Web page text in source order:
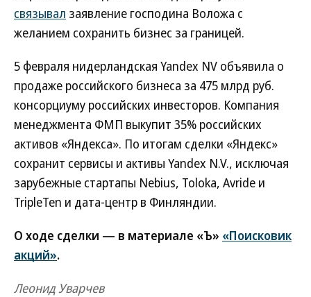
связывал заявление господина Воложа с
желанием сохранить бизнес за границей.
5 февраля нидерландская Yandex NV объявила о
продаже российского бизнеса за 475 млрд руб.
консорциуму российских инвесторов. Компания
менеджмента ФМП выкупит 35% российских
активов «Яндекса». По итогам сделки «Яндекс»
сохранит сервисы и активы Yandex N.V., исключая
зарубежные стартапы Nebius, Toloka, Avride и
TripleTen и дата-центр в Финляндии.
О ходе сделки — в материале «Ъ» «Поисковик
акций».
Леонид Уварчев